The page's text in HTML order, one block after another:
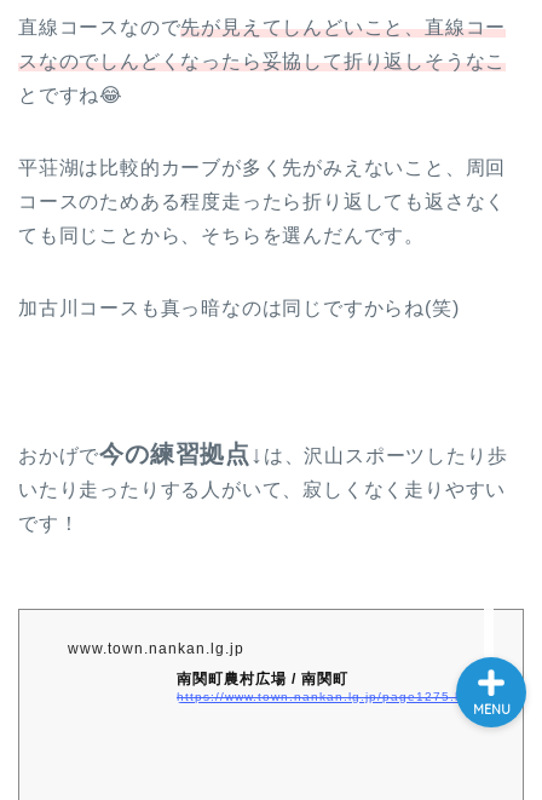
直線コースなので先が見えてしんどいこと、直線コー
スなのでしんどくなったら妥協して折り返しそうなこ
とですね😂
平荘湖は比較的カーブが多く先がみえないこと、
周回
コースのためある程度走ったら折り返しても返さなく
ても同じことから、そちらを選んだんです。
加古川コースも真っ暗なのは同じですからね(笑)
おかげで今の練習拠点↓ は、沢山スポーツしたり歩
いたり走ったりする人がいて、寂しくなく走りやすい
です！
www.town.nankan.lg.jp
南関町農村広場 / 南関町
https://www.town.nankan.lg.jp/page1275.html
MENU
プロフィール
旅ラン